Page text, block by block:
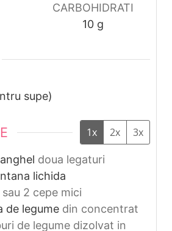
CARBOHIDRATI
10 g
supe)
1x 2x 3x
doua legaturi
lichida
sau 2 cepe mici
de legume din concentrat
de legume dizolvat in